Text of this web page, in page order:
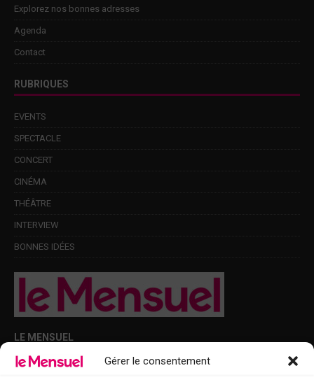
Gérer le consentement
Explorez nos bonnes adresses
Agenda
Contact
RUBRIQUES
EVENTS
SPECTACLE
CONCERT
CINÉMA
THÉÂTRE
INTERVIEW
BONNES IDÉES
LE MENSUEL
Points de diffusion Var et Alpes-Maritimes : oû trouver Le Mensuel ?